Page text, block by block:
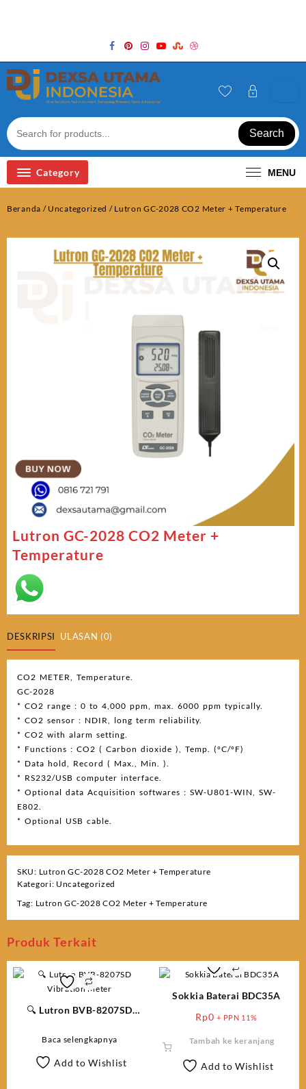
Search
Category MENU
Beranda / Uncategorized / Lutron GC-2028 CO2 Meter + Temperature
Lutron GC-2028 CO2 Meter +
Temperature
DESKRIPSI ULASAN (0)
CO2 METER, Temperature.
GC-2028
* CO2 range : 0 to 4,000 ppm, max. 6000 ppm typically.
* CO2 sensor : NDIR, long term reliability.
* CO2 with alarm setting.
* Functions : CO2 ( Carbon dioxide ), Temp. (°C/°F)
* Data hold, Record ( Max., Min. ).
* RS232/USB computer interface.
* Optional data Acquisition softwares : SW-U801-WIN, SW-
E802.
* Optional USB cable.
SKU: Lutron GC-2028 CO2 Meter + Temperature
Kategori: Uncategorized
Tag: Lutron GC-2028 CO2 Meter + Temperature
Produk Terkait
🔍 Lutron BVB-8207SD
Baca selengkapnya
Add to Wishlist
Sokkia Baterai BDC35A
Rp0 + PPN 11%
Tambah ke keranjang
Add to Wishlist